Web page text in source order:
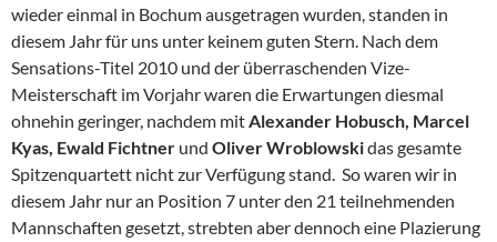
wieder einmal in Bochum ausgetragen wurden, standen in
diesem Jahr für uns unter keinem guten Stern. Nach dem
Sensations-Titel 2010 und der überraschenden Vize-
Meisterschaft im Vorjahr waren die Erwartungen diesmal
ohnehin geringer, nachdem mitAlexander Hobusch, Marcel
Kyas, Ewald Fichtner und Oliver Wroblowskidas gesamte
Spitzenquartett nicht zur Verfügung stand. So waren wir in
diesem Jahr nur an Position 7 unter den 21 teilnehmenden
Mannschaften gesetzt, strebten aber dennoch eine Plazierung